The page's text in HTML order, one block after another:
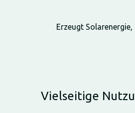
Erzeugt
Vielseitige